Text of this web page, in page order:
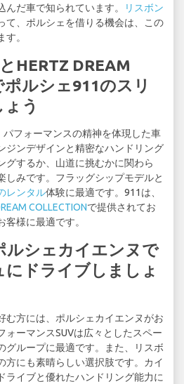
だ車で知られています。
リスボン
て、ポルシェを借りる機会は、この
。
HERTZ DREAM
ポルシェ911のスリ
う
フォーマンスの精神を体現した車
ジンデザインと精密なハンドリング
グするか、山道に挑むかに関わら
しみです。フラッグシップモデルと
レンタル体験に最適です。911は、
COLLECTIONで提供されてお
客様に最適です。
ルシェカイエンヌで
ドライブしましょ
む方には、ポルシェカイエンヌがお
ォーマンスSUVは広々としたスペー
グループに最適です。また、リスボ
方にも素晴らしい選択肢です。カイ
ライブと優れたハンドリング能力に